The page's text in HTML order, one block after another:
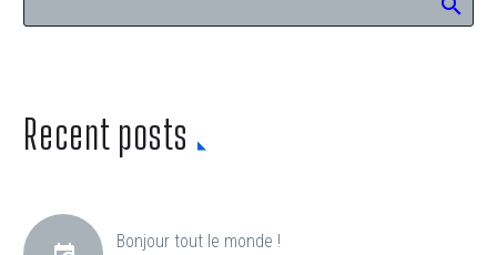
Recent posts
Bonjour tout le monde !